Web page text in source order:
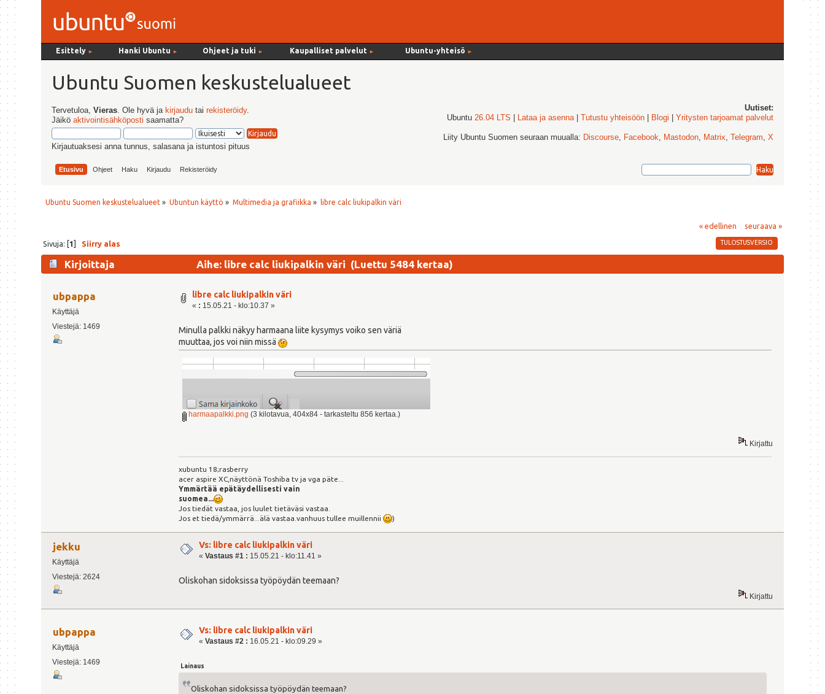
Esittely ► Hanki Ubuntu ► Ohjeet ja tuki ► Kaupalliset palvelut ► Ubuntu-yhteisö ►
Ubuntu Suomen keskustelualueet
Tervetuloa, Vieras. Ole hyvä ja kirjaudutai rekisteröidy.
Jäikö aktivointisähköposti saamatta?
Kirjautuaksesi anna tunnus, salasana ja istuntosi pituus
Uutiset:
Ubuntu26.04 LTS Lataa ja asenna|Tutustu yhteisöön Blogi |Yritysten tarjoamat palvelut
Liity Ubuntu Suomen seuraan muualla: Discourse, Facebook, Mastodon, Matrix,Telegram,X
Etusivu Ohjeet Haku Kirjaudu Rekisteröidy
Ubuntu Suomen keskustelualueet » Ubuntun käyttö » Multimedia ja grafiikka » libre calc liukipalkin väri
« edellinen seuraava »
TULOSTUSVERSIO
Sivuja: [1] Siirry alas
Kirjoittaja Aihe: libre calc liukipalkin väri (Luettu 5484 kertaa)
ubpappa
Käyttäjä
Viestejä: 1469
libre calc liukipalkin väri
« : 15.05.21 - klo:10.37 »
Minulla palkki näkyy harmaana liite kysymys voiko sen väriä
muuttaa, jos voi niin missä
harmaapalkki.png (3 kilotavua, 404x84 - tarkasteltu 856 kertaa.)
Kirjattu
xubuntu 18;rasberry
acer aspire XC,näyttönä Toshiba tv ja vga päte...
Ymmärtää epätäydellisesti vain
suomea...
Jos tiedät vastaa, jos luulet tietäväsi vastaa.
Jos et tiedä/ymmärrä...älä vastaa.vanhuus tullee muillennii
)
jekku
Käyttäjä
Viestejä: 2624
Vs: libre calc liukipalkin väri
«Vastaus #1 : 15.05.21 - klo:11.41 »
Oliskohan sidoksissa työpöydän teemaan?
Kirjattu
ubpappa
Käyttäjä
Viestejä: 1469
Vs: libre calc liukipalkin väri
«Vastaus #2 : 16.05.21 - klo:09.29 »
Lainaus
Oliskohan sidoksissa työpöydän teemaan?